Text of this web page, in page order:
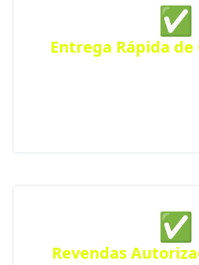
✅
Entrega Rápida de
✅
Revendas